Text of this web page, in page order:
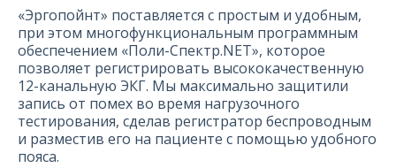
«Эргопойнт» поставляется с простым и удобным,
при этом многофункциональным программным
обеспечением «Поли-Спектр.NET», которое
позволяет регистрировать высококачественную
12-канальную ЭКГ. Мы максимально защитили
запись от помех во время нагрузочного
тестирования, сделав регистратор беспроводным
и разместив его на пациенте с помощью удобного
пояса.